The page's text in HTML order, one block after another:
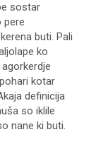
sostar
pere
buti. Pali
ko
kotar
definicija
so iklile
nane ki buti.